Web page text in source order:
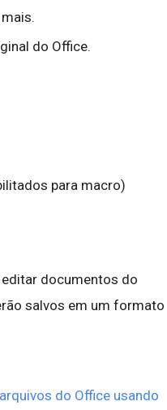
do Office.
para macro)
editar documentos do
salvos em um formato
do Office usando